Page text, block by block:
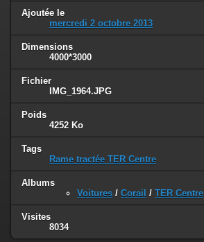
Ajoutée le
mercredi 2 octobre 2013
Dimensions
4000*3000
Fichier
IMG_1964.JPG
Poids
4252 Ko
Tags
Rame tractée TER Centre
Albums
Voitures / Corail / TER Centre
Visites
8034